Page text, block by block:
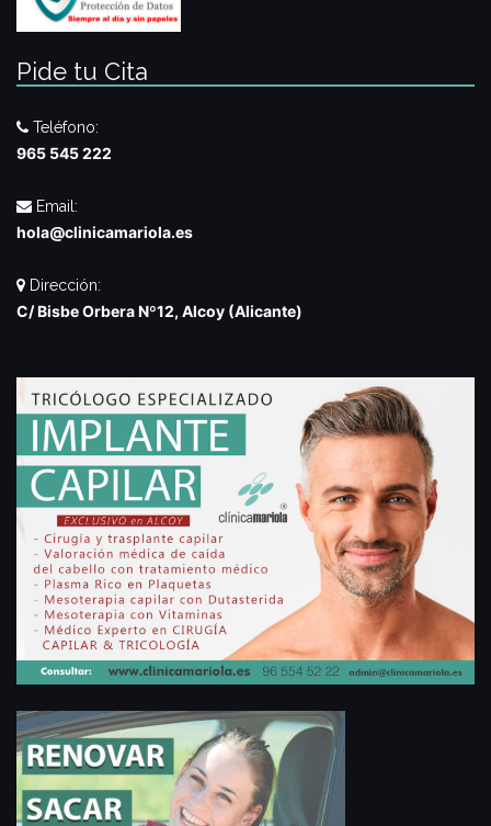
Pide tu Cita
Teléfono:
965 545 222
Email:
hola@clinicamariola.es
Dirección:
C/ Bisbe Orbera Nº12, Alcoy (Alicante)